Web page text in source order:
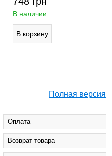
В наличии
Полная версия
Оплата
Возврат товара